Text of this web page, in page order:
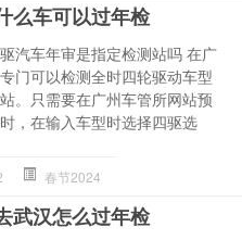
么车可以过年检
汽车年审是指定检测站吗 在广
门可以检测全时四轮驱动车型
。只需要在广州车管所网站预
，在输入车型时选择四驱选
春节2024
武汉怎么过年检